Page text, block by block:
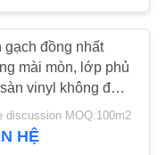
tĩnh
gạch đồng nhất
mài mòn, lớp phủ
vinyl không độc
discussion MOQ:100m2
HỆ